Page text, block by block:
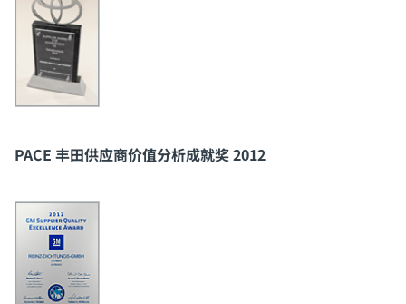
PACE 丰田供应商价值分析成就奖 2012